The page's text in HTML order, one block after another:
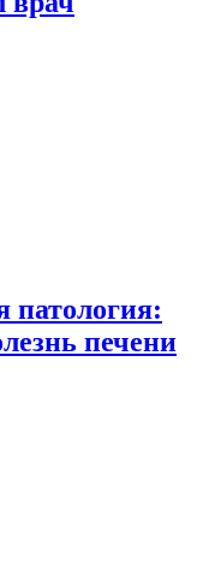
патология:
печени